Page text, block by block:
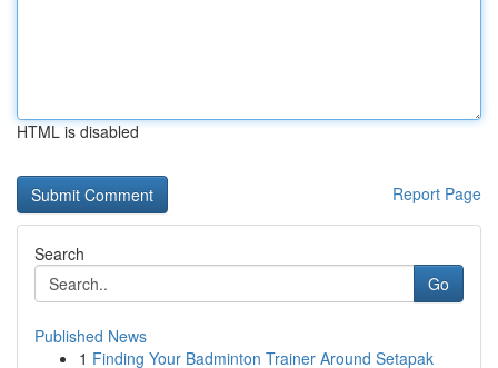
HTML is disabled
Report Page
Search
Go
Published News
1 Finding Your Badminton Trainer Around Setapak